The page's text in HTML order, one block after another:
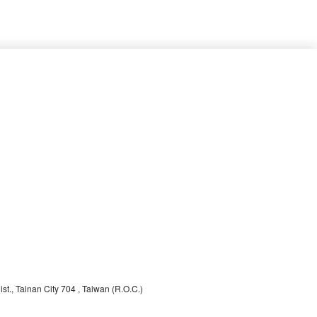
Tainan City 704 , Taiwan (R.O.C.)